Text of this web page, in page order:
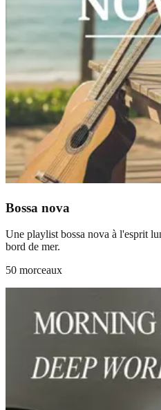
Bossa nova
Une playlist bossa nova à l'esprit
bord de mer.
50 morceaux